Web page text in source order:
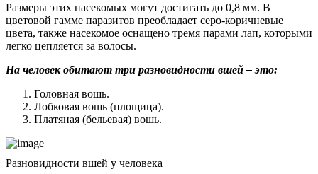
Размеры этих насекомых могут достигать до 0,8 мм. В
цветовой гамме паразитов преобладает серо-коричневые
цвета, также насекомое оснащено тремя парами лап, которыми
легко цепляется за волосы.
На человек обитают три разновидности вшей – это:
Головная вошь.
Лобковая вошь (площица).
Платяная (бельевая) вошь.
Разновидности вшей у человека